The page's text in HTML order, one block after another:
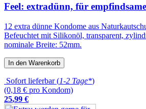
Feel: extradünn, für
12 extra dünne Kondome aus
Befeuchtet mit Silikonöl, transparent,
nominale Breite: 52mm.
In den Warenkorb
Sofort lieferbar (1-2 Tage*)
(0,18 € pro Kondom)
25,99 €